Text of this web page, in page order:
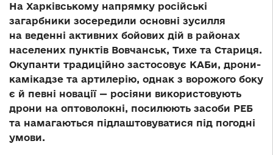
На Харківському напрямку російські
загарбники зосередили основні зусилля
на веденні активних бойових дій в районах
населених пунктів Вовчанськ, Тихе та Стариця.
Окупанти традиційно застосовує КАБи, дрони-
камікадзе та артилерію, однак з ворожого боку
є й певні новації — росіяни використовують
дрони на оптоволокні, посилюють засоби РЕБ
та намагаються підлаштовуватися під погодні
умови.